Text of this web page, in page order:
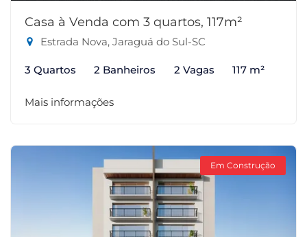
Casa à Venda com 3 quartos, 117m²
Estrada Nova, Jaraguá do Sul-SC
3 Quartos 2 Banheiros 2 Vagas 117 m²
Mais informações
Em Construção